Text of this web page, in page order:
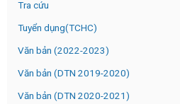
Tra cứu
Tuyển dụng(TCHC)
Văn bản (2022-2023)
Văn bản (DTN 2019-2020)
Văn bản (DTN 2020-2021)